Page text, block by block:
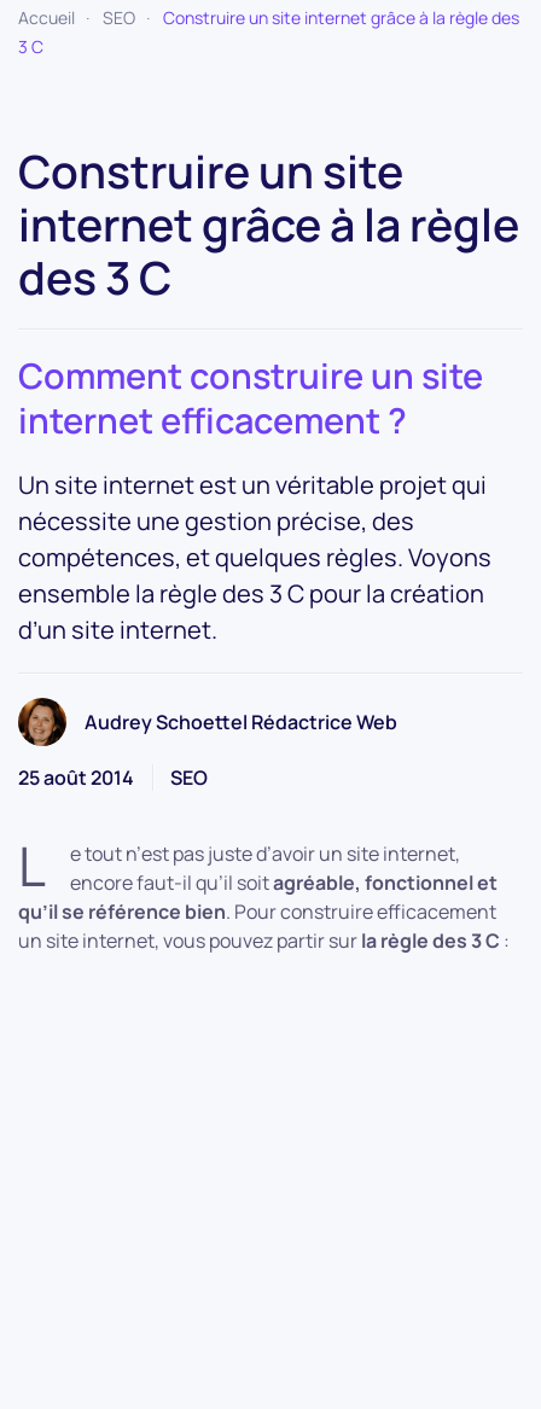
Accueil SEO
Construire un site internet grâce à la règle des
3 C
Construire un site
internet grâce à la règle
des 3 C
Comment construire un site
internet efficacement ?
Un site internet est un véritable projet qui
nécessite une gestion précise, des
compétences, et quelques règles. Voyons
ensemble la règle des 3 C pour la création
d’un site internet.
Audrey Schoettel Rédactrice Web
25 août 2014 SEO
L
e tout n’est pas juste d’avoir un site internet,
encore faut-il qu’il soitagréable, fonctionnel et
qu’il se référence bien. Pour construire efficacement
un site internet, vous pouvez partir surla règle des 3 C :